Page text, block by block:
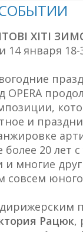
ХІТІ
14 января 18-
OPERA
и
более 20 лет
и многие
совсем
Рацюк,